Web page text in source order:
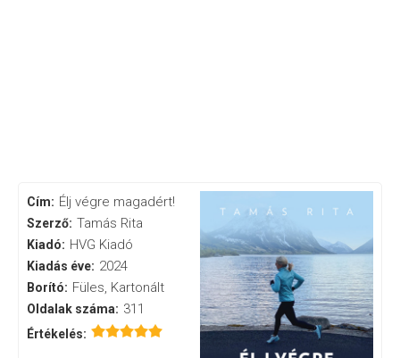
Cím: Élj végre magadért!
Szerző: Tamás Rita
Kiadó: HVG Kiadó
Kiadás éve: 2024
Borító: Füles, Kartonált
Oldalak száma: 311
Értékelés: